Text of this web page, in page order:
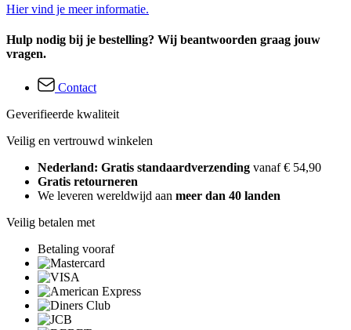
Hier vind je meer informatie.
Hulp nodig bij je bestelling? Wij beantwoorden graag jouw
vragen.
Contact
Geverifieerde kwaliteit
Veilig en vertrouwd winkelen
Nederland: Gratis standaardverzending vanaf € 54,90
Gratis retourneren
We leveren wereldwijd aan meer dan 40 landen
Veilig betalen met
Betaling vooraf